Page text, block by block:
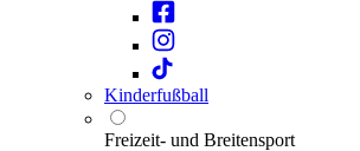
Kinderfußball
Freizeit- und Breitensport